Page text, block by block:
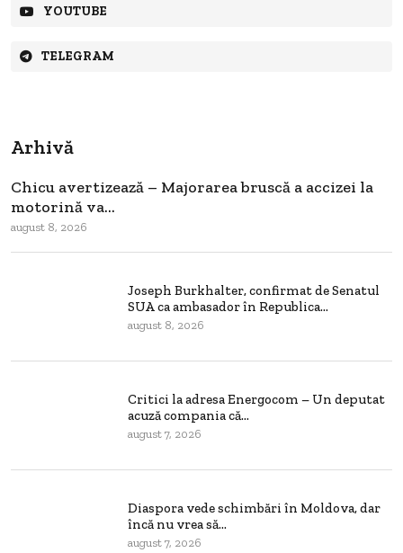
YOUTUBE
TELEGRAM
Arhivă
Chicu avertizează – Majorarea bruscă a accizei la
motorină va...
august 8, 2026
Joseph Burkhalter, confirmat de Senatul
SUA ca ambasador în Republica...
august 8, 2026
Critici la adresa Energocom – Un deputat
acuză compania că...
august 7, 2026
Diaspora vede schimbări în Moldova, dar
încă nu vrea să...
august 7, 2026